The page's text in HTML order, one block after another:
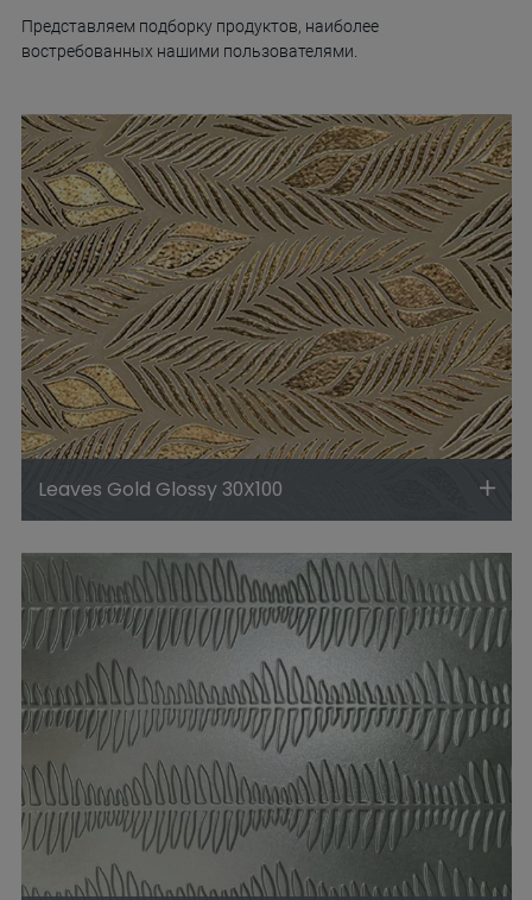
Leaves Gold Glossy 30X100
Представляем подборку продуктов, наиболее
востребованных нашими пользователями.